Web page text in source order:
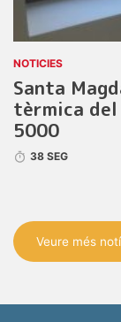
NOTICIES
Santa
tèrmica del
5000
38 SEG
Veure més